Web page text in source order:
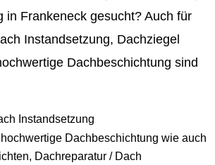
in Frankeneck gesucht? Auch für
Instandsetzung, Dachziegel
Dachbeschichtung sind
Instandsetzung
Dachbeschichtung wie auch
Dachreparatur / Dach